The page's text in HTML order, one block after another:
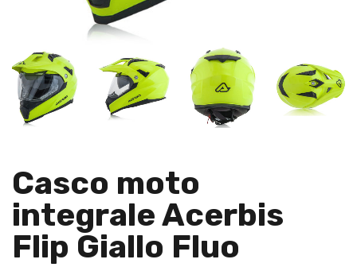
Casco moto
integrale Acerbis
Flip Giallo Fluo